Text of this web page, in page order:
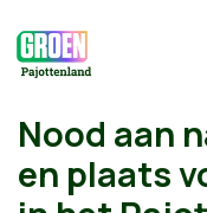
Nood aan
en plaats